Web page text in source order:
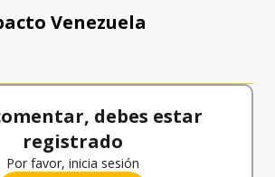
Venezuela
debes estar
registrado
Por favor, inicia sesión